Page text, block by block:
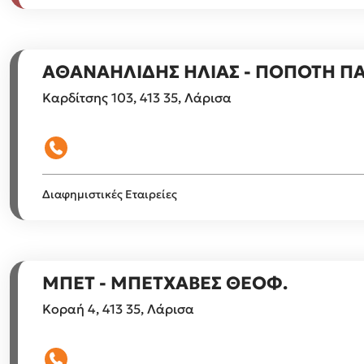
ΑΘΑΝΑΗΛΙΔΗΣ ΗΛΙΑΣ - ΠΟΠΟΤΗ
Καρδίτσης 103, 413 35, Λάρισα
Διαφημιστικές Εταιρείες
ΜΠΕΤ - ΜΠΕΤΧΑΒΕΣ ΘΕΟΦ.
Κοραή 4, 413 35, Λάρισα